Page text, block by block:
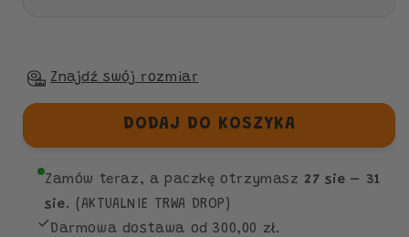
Znajdź swój rozmiar
DODAJ DO KOSZYKA
Zamów teraz, a paczkę otrzymasz 27 sie – 31
sie. (AKTUALNIE TRWA DROP)
Darmowa dostawa od 300,00 zł.